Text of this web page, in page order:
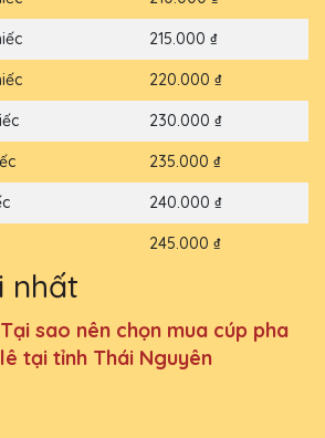
215.000 ₫
220.000 ₫
230.000 ₫
235.000 ₫
240.000 ₫
245.000 ₫
nhất
Tại sao nên chọn mua cúp pha
lê tại tỉnh Thái Nguyên